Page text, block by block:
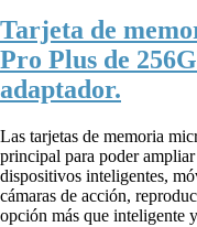
Tarjeta de
Pro Plus de
adaptador.
Las tarjetas de memoria
principal para poder
dispositivos inteligentes,
cámaras de acción,
opción más que inteligente